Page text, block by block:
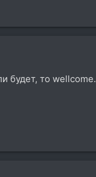
будет, то